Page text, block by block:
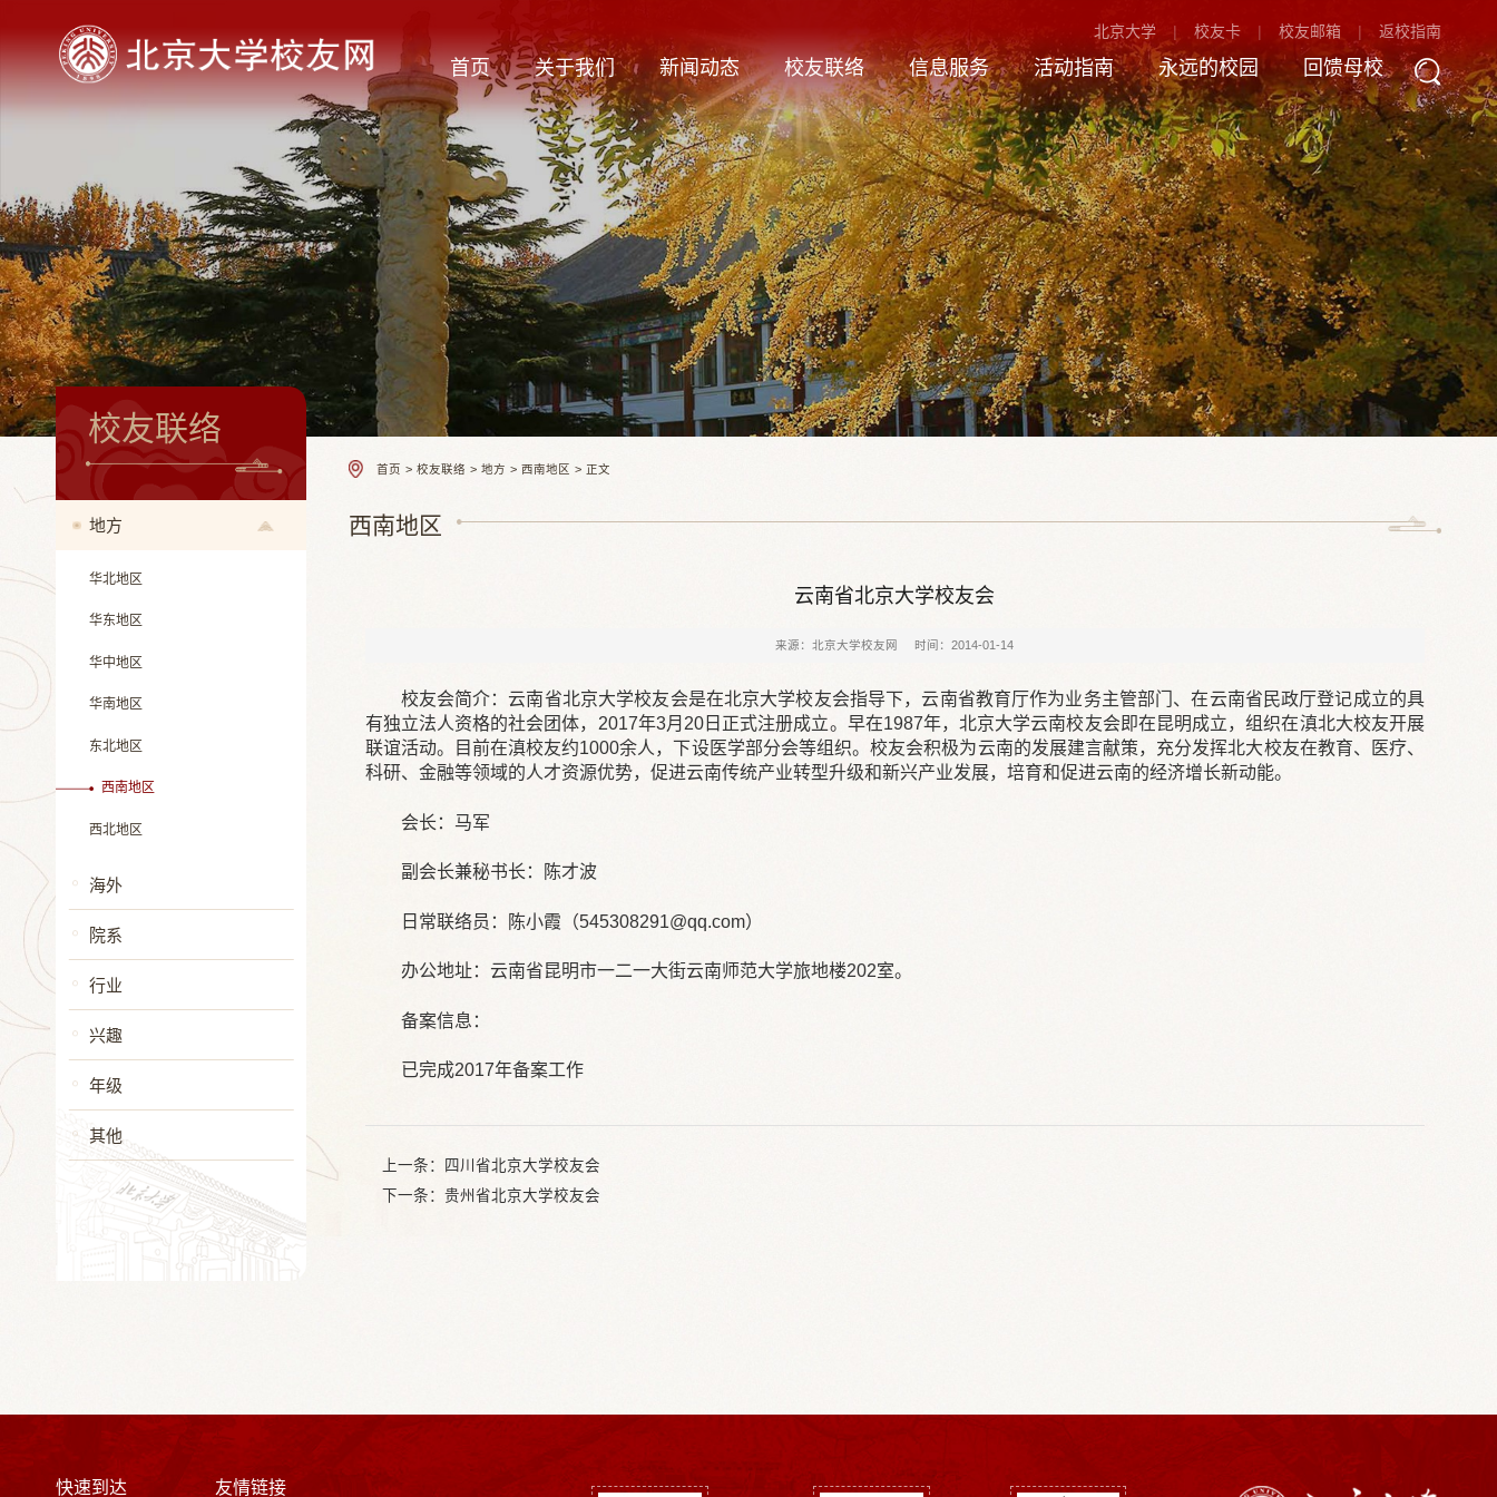
北京大学 校友卡 校友邮箱 返校指南
首页 关于我们 新闻动态 校友联络 信息服务 活动指南 永远的校园 回馈母校
校友联络
地方
华北地区
华东地区
华中地区
华南地区
东北地区
西南地区
西北地区
海外
院系
行业
兴趣
年级
其他
首页 > 校友联络 > 地方 > 西南地区 > 正文
西南地区
云南省北京大学校友会
来源：北京大学校友网 时间：2014-01-14
校友会简介：云南省北京大学校友会是在北京大学校友会指导下，云南省教育厅作为业务主管部门、在云南省民政厅登记成立的具
有独立法人资格的社会团体，2017年3月20日正式注册成立。早在1987年，北京大学云南校友会即在昆明成立，组织在滇北大校友开展
联谊活动。目前在滇校友约1000余人，下设医学部分会等组织。校友会积极为云南的发展建言献策，充分发挥北大校友在教育、医疗、
科研、金融等领域的人才资源优势，促进云南传统产业转型升级和新兴产业发展，培育和促进云南的经济增长新动能。
会长：马军
副会长兼秘书长：陈才波
日常联络员：陈小霞（545308291@qq.com）
办公地址：云南省昆明市一二一大街云南师范大学旅地楼202室。
备案信息：
已完成2017年备案工作
上一条：
四川省北京大学校友会
下一条： 贵州省北京大学校友会
快速到达 友情链接